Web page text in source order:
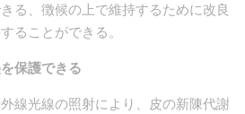
る、徴候の上で維持するために改良
ることができる。
保護できる
線光線の照射により、皮の新陳代謝